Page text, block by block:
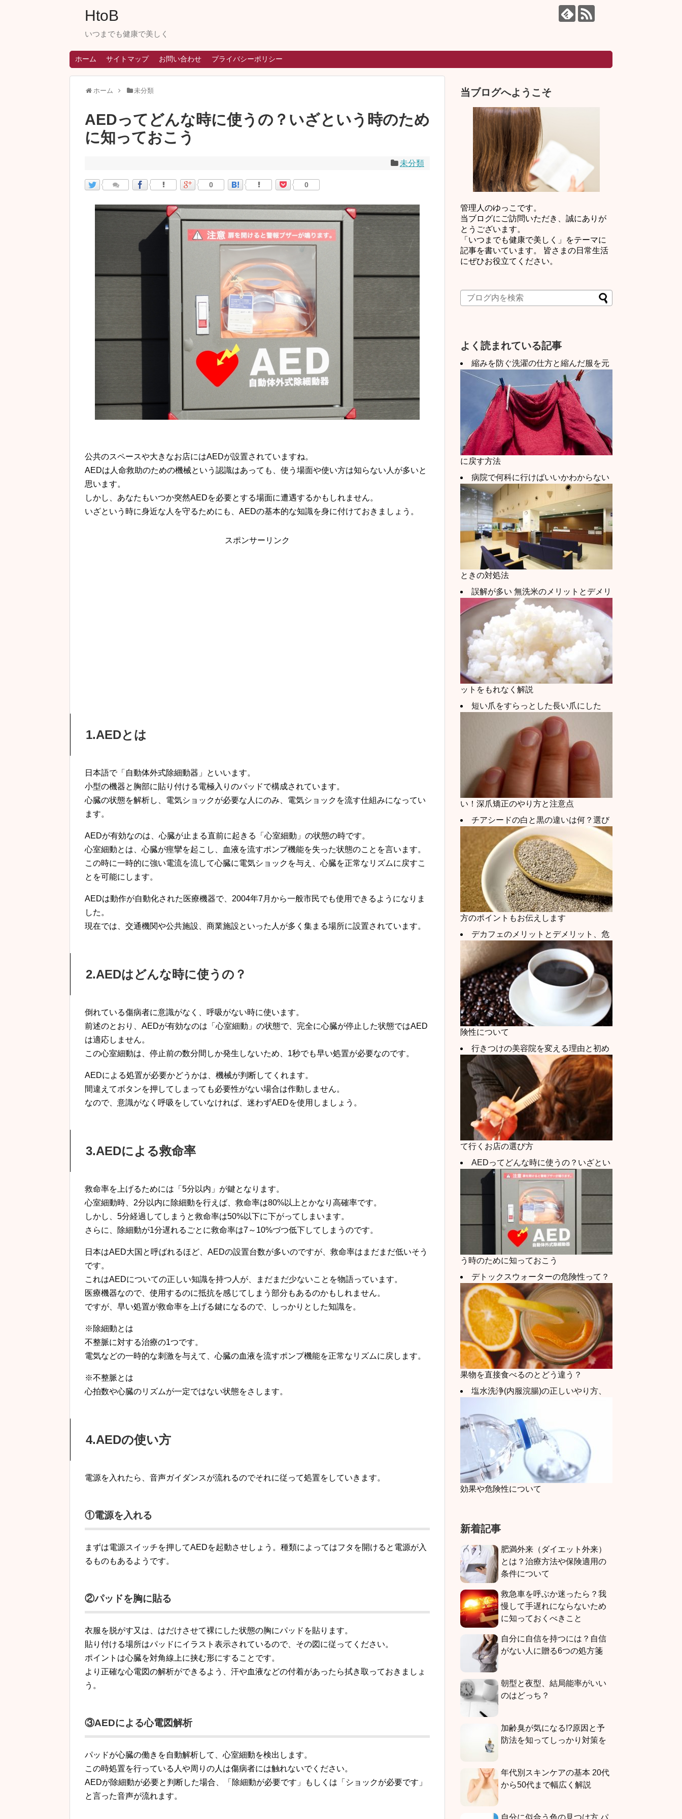
HtoB
いつまでも健康で美しく
ホーム サイトマップ お問い合わせ プライバシーポリシー
ホーム 未分類
AEDってどんな時に使うの？いざという時のため
に知っておこう
未分類
0 0
公共のスペースや大きなお店にはAEDが設置されていますね。
AEDは人命救助のための機械という認識はあっても、使う場面や使い方は知らない人が多いと
思います。
しかし、あなたもいつか突然AEDを必要とする場面に遭遇するかもしれません。
いざという時に身近な人を守るためにも、AEDの基本的な知識を身に付けておきましょう。
スポンサーリンク
1.AEDとは
日本語で「自動体外式除細動器」といいます。
小型の機器と胸部に貼り付ける電極入りのパッドで構成されています。
心臓の状態を解析し、電気ショックが必要な人にのみ、電気ショックを流す仕組みになってい
ます。
AEDが有効なのは、心臓が止まる直前に起きる「心室細動」の状態の時です。
心室細動とは、心臓が痙攣を起こし、血液を流すポンプ機能を失った状態のことを言います。
この時に一時的に強い電流を流して心臓に電気ショックを与え、心臓を正常なリズムに戻すこ
とを可能にします。
AEDは動作が自動化された医療機器で、2004年7月から一般市民でも使用できるようになりま
した。
現在では、交通機関や公共施設、商業施設といった人が多く集まる場所に設置されています。
2.AEDはどんな時に使うの？
倒れている傷病者に意識がなく、呼吸がない時に使います。
前述のとおり、AEDが有効なのは「心室細動」の状態で、完全に心臓が停止した状態ではAED
は適応しません。
この心室細動は、停止前の数分間しか発生しないため、1秒でも早い処置が必要なのです。
AEDによる処置が必要かどうかは、機械が判断してくれます。
間違えてボタンを押してしまっても必要性がない場合は作動しません。
なので、意識がなく呼吸をしていなければ、迷わずAEDを使用しましょう。
3.AEDによる救命率
救命率を上げるためには「5分以内」が鍵となります。
心室細動時、2分以内に除細動を行えば、救命率は80%以上とかなり高確率です。
しかし、5分経過してしまうと救命率は50%以下に下がってしまいます。
さらに、除細動が1分遅れるごとに救命率は7～10%づつ低下してしまうのです。
日本はAED大国と呼ばれるほど、AEDの設置台数が多いのですが、救命率はまだまだ低いそう
です。
これはAEDについての正しい知識を持つ人が、まだまだ少ないことを物語っています。
医療機器なので、使用するのに抵抗を感じてしまう部分もあるのかもしれません。
ですが、早い処置が救命率を上げる鍵になるので、しっかりとした知識を。
※除細動とは
不整脈に対する治療の1つです。
電気などの一時的な刺激を与えて、心臓の血液を流すポンプ機能を正常なリズムに戻します。
※不整脈とは
心拍数や心臓のリズムが一定ではない状態をさします。
4.AEDの使い方
電源を入れたら、音声ガイダンスが流れるのでそれに従って処置をしていきます。
①電源を入れる
まずは電源スイッチを押してAEDを起動させしょう。種類によってはフタを開けると電源が入
るものもあるようです。
②パッドを胸に貼る
衣服を脱がす又は、はだけさせて裸にした状態の胸にパッドを貼ります。
貼り付ける場所はパッドにイラスト表示されているので、その図に従ってください。
ポイントは心臓を対角線上に挟む形にすることです。
より正確な心電図の解析ができるよう、汗や血液などの付着があったら拭き取っておきましょ
う。
③AEDによる心電図解析
パッドが心臓の働きを自動解析して、心室細動を検出します。
この時処置を行っている人や周りの人は傷病者には触れないでください。
AEDが除細動が必要と判断した場合、「除細動が必要です」もしくは「ショックが必要です」
と言った音声が流れます。
当ブログへようこそ
管理人のゆっこです。
当ブログにご訪問いただき、誠にありが
とうございます。
「いつまでも健康で美しく」をテーマに
記事を書いています。 皆さまの日常生活
にぜひお役立てください。
よく読まれている記事
縮みを防ぐ洗濯の仕方と縮んだ服を元
に戻す方法
病院で何科に行けばいいかわからない
ときの対処法
誤解が多い 無洗米のメリットとデメリ
ットをもれなく解説
短い爪をすらっとした長い爪にした
い！深爪矯正のやり方と注意点
チアシードの白と黒の違いは何？選び
方のポイントもお伝えします
デカフェのメリットとデメリット、危
険性について
行きつけの美容院を変える理由と初め
て行くお店の選び方
AEDってどんな時に使うの？いざとい
う時のために知っておこう
デトックスウォーターの危険性って？
果物を直接食べるのとどう違う？
塩水洗浄(内服浣腸)の正しいやり方、
効果や危険性について
新着記事
肥満外来（ダイエット外来）
とは？治療方法や保険適用の
条件について
救急車を呼ぶか迷ったら？我
慢して手遅れにならないため
に知っておくべきこと
自分に自信を持つには？自信
がない人に贈る6つの処方箋
朝型と夜型、結局能率がいい
のはどっち？
加齢臭が気になる!?原因と予
防法を知ってしっかり対策を
年代別スキンケアの基本 20代
から50代まで幅広く解説
自分に似合う色の見つけ方 パ